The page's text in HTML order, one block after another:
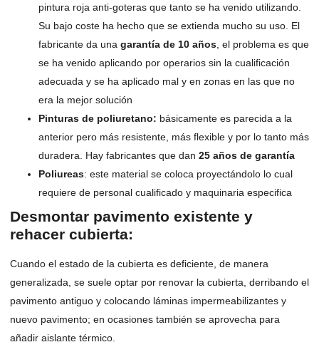
pintura roja anti-goteras que tanto se ha venido utilizando.
Su bajo coste ha hecho que se extienda mucho su uso. El
fabricante da una garantía de 10 años, el problema es que
se ha venido aplicando por operarios sin la cualificación
adecuada y se ha aplicado mal y en zonas en las que no
era la mejor solución
Pinturas de poliuretano: básicamente es parecida a la
anterior pero más resistente, más flexible y por lo tanto más
duradera. Hay fabricantes que dan 25 años de garantía
Poliureas: este material se coloca proyectándolo lo cual
requiere de personal cualificado y maquinaria especifica
Desmontar pavimento existente y
rehacer cubierta:
Cuando el estado de la cubierta es deficiente, de manera
generalizada, se suele optar por renovar la cubierta, derribando el
pavimento antiguo y colocando láminas impermeabilizantes y
nuevo pavimento; en ocasiones también se aprovecha para
añadir aislante térmico.